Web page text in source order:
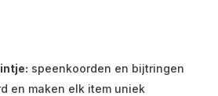
speenkoorden en bijtringen
en maken elk item uniek